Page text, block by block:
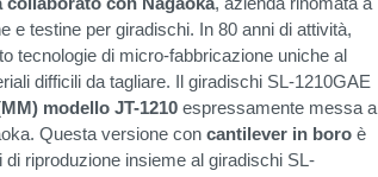
e testine per giradischi. In 80 anni di attività,
tecnologie di micro-fabbricazione uniche al
difficili da tagliare. Il giradischi SL-1210GAE
modello JT-1210 espressamente messa a
Questa versione con cantilever in boro è
riproduzione insieme al giradischi SL-